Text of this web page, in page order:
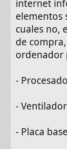
internet
elementos
cuales no,
de
ordenador
-
-
- Placa